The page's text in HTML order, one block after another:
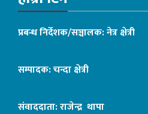
प्रबन्ध निर्देशक/सञ्चालक: नेत्र क्षेत्री
सम्पादक: चन्दा क्षेत्री
संवाददाता: राजेन्द्र थापा